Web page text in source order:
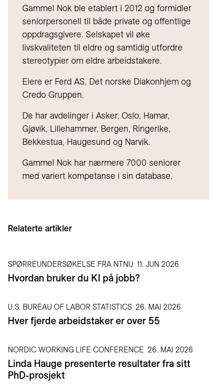
Gammel Nok ble etablert i 2012 og formidler
seniorpersonell til både private og offentlige
oppdragsgivere. Selskapet vil øke
livskvaliteten til eldre og samtidig utfordre
stereotypier om eldre arbeidstakere.
Eiere er Ferd AS, Det norske Diakonhjem og
Credo Gruppen.
De har avdelinger i Asker, Oslo, Hamar,
Gjøvik, Lillehammer, Bergen, Ringerike,
Bekkestua, Haugesund og Narvik.
Gammel Nok har nærmere 7000 seniorer
med variert kompetanse i sin database.
Relaterte artikler
SPØRREUNDERSØKELSE FRA NTNU 11. JUN 2026
Hvordan bruker du KI på jobb?
U.S. BUREAU OF LABOR STATISTICS 26. MAI 2026
Hver fjerde arbeidstaker er over 55
NORDIC WORKING LIFE CONFERENCE 26. MAI 2026
Linda Hauge presenterte resultater fra sitt
PhD-prosjekt